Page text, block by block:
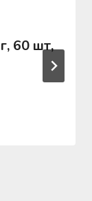
60 шт,